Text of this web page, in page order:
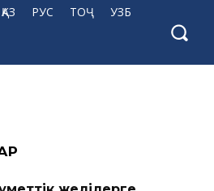
ҚАЗ РУС ТОҶ УЗБ